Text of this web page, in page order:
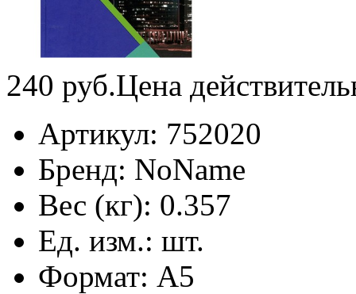
240 руб.Цена
Артикул: 752020
Бренд: NoName
Вес (кг): 0.357
Ед. изм.: шт.
Формат: А5